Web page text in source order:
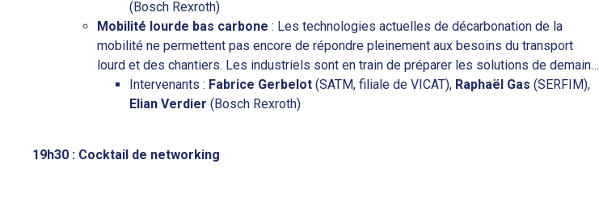
(Bosch Rexroth)
Mobilité lourde bas carbone : Les technologies actuelles de décarbonation de la
mobilité ne permettent pas encore de répondre pleinement aux besoins du transport
lourd et des chantiers. Les industriels sont en train de préparer les solutions de demain…
Intervenants : Fabrice Gerbelot (SATM, filiale de VICAT), Raphaël Gas (SERFIM),
Elian Verdier (Bosch Rexroth)
19h30 : Cocktail de networking